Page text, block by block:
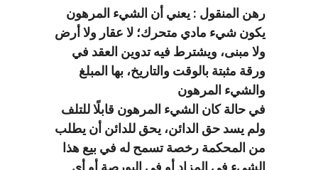
رهن المنقول : يعني أن الشيء المرهون
يكون شيء مادي متحرك؛ لا عقار ولا أرض
ولا مبنى، ويشترط فيه تدوين العقد في
ورقة مثبتة بالوقت والتاريخ، بها المبلغ
والشيء المرهون
في حالة كان الشيء المرهون قابلًا للتلف
ولم يسد حق الدائن، يحق للدائن أن يطلب
من المحكمة رخصة تسمح له في بيع هذا
الشيء في المزاد أو في البورصة أو أي